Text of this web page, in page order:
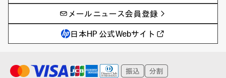
サイバーセキュリティ
教育とテクノロジー
ハイブリッドワーク
プリンター
AI PC
AIワークステーション
Poly
WXP（DEXツール）
タグ一覧
メールニュース会員登録
日本HP 公式Webサイト